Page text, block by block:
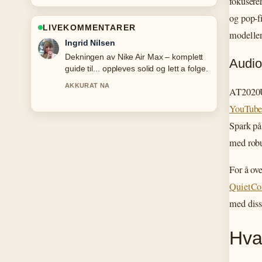
og pop-
YouTube
Spark
med
For å
med
LIVEKOMMENTARER
Sindre Hansen
Sterkt verifiseringsarbeid rundt Brigitte
Macron ung: Alt om aldersforskjell,